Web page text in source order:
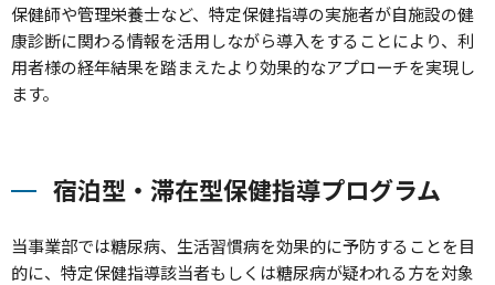
保健師や管理栄養士など、特定保健指導の実施者が自施設の健
康診断に関わる情報を活用しながら導入をすることにより、利
用者様の経年結果を踏まえたより効果的なアプローチを実現し
ます。
宿泊型・滞在型保健指導プログラム
当事業部では糖尿病、生活習慣病を効果的に予防することを目
的に、特定保健指導該当者もしくは糖尿病が疑われる方を対象